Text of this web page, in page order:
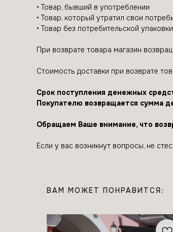
• Товар, бывший в употреблении
• Товар, который утратил свои
• Товар без потребительской
При возврате товара магазин
Стоимость доставки при возврате
Срок поступления денежных
Покупателю возвращается сумма
Обращаем Ваше внимание, что
Если у вас возникнут вопросы, не
ВАМ МОЖЕТ ПОНРАВИТСЯ: